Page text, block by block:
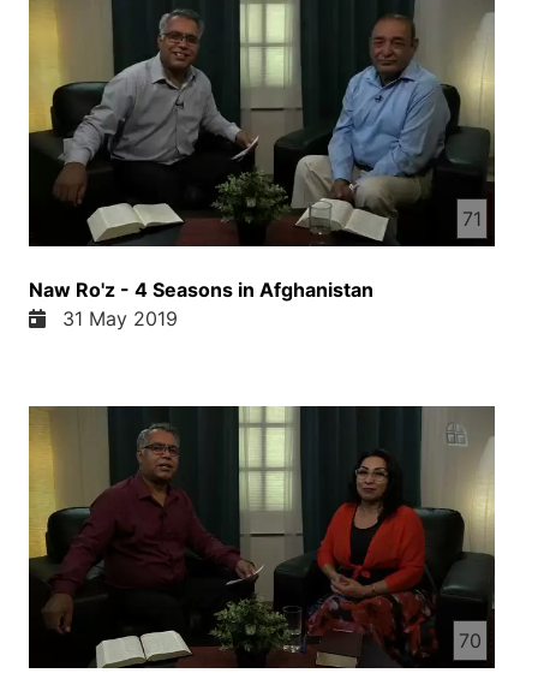
71
Naw Ro'z - 4 Seasons in Afghanistan
31 May 2019
70